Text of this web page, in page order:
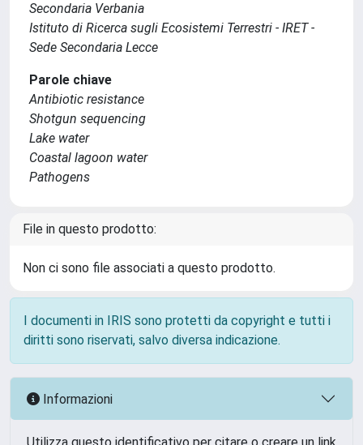
Secondaria Verbania
Istituto di Ricerca sugli Ecosistemi Terrestri - IRET -
Sede Secondaria Lecce
Parole chiave
Antibiotic resistance
Shotgun sequencing
Lake water
Coastal lagoon water
Pathogens
File in questo prodotto:
Non ci sono file associati a questo prodotto.
I documenti in IRIS sono protetti da copyright e tutti i
diritti sono riservati, salvo diversa indicazione.
Informazioni